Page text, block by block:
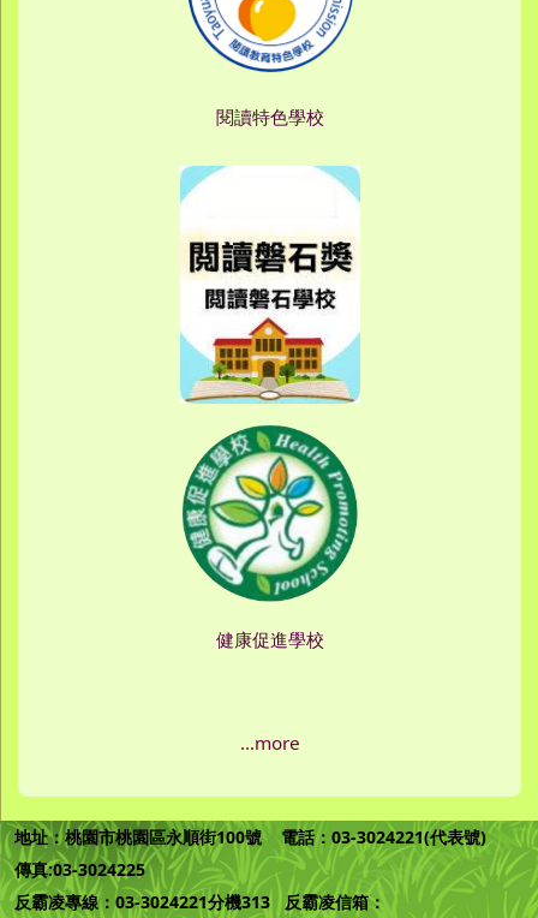
閱讀特色學校
健康促進學校
...more
地址：桃園市桃園區永順街100號 電話：03-3024221(代表號)
傳真:03-3024225
反霸凌專線：03-3024221分機313 反霸凌信箱：